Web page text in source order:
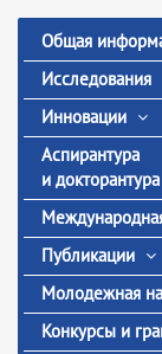
Общая
Исследования
Инновации
Аспирантура
и докторантура
Публикации
Молодежная
Конкурсы и